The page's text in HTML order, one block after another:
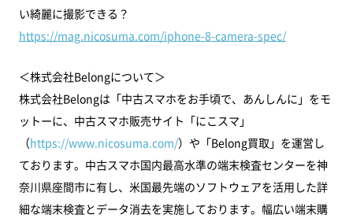
い綺麗に撮影できる？
https://mag.nicosuma.com/iphone-8-camera-spec/
＜株式会社Belongについて＞
株式会社Belongは「中古スマホをお手頃で、あんしんに」をモ
ットーに、中古スマホ販売サイト「にこスマ」
（https://www.nicosuma.com/）や「Belong買取」を運営し
ております。中古スマホ国内最高水準の端末検査センターを神
奈川県座間市に有し、米国最先端のソフトウェアを活用した詳
細な端末検査とデータ消去を実施しております。幅広い端末購